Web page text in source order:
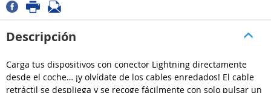
Descripción
Carga tus dispositivos con conector Lightning directamente
desde el coche… ¡y olvídate de los cables enredados! El cable
retráctil se despliega y se recoge fácilmente con solo pulsar un